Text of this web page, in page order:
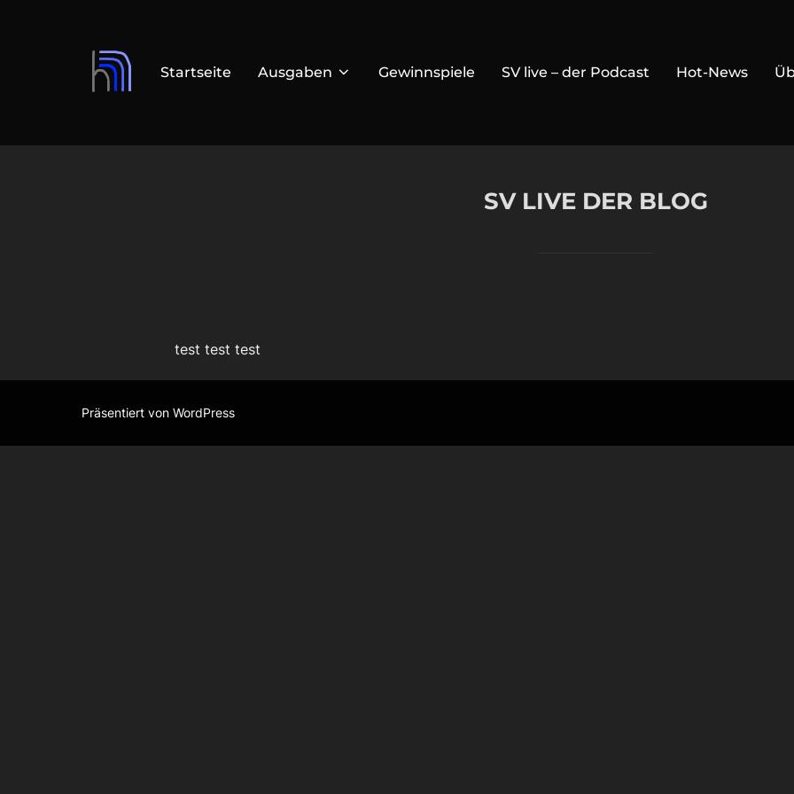
Startseite Ausgaben Gewinnspiele SV live – der Podcast Hot-News
SV LIVE DER BLOG
test test test
Präsentiert von WordPress